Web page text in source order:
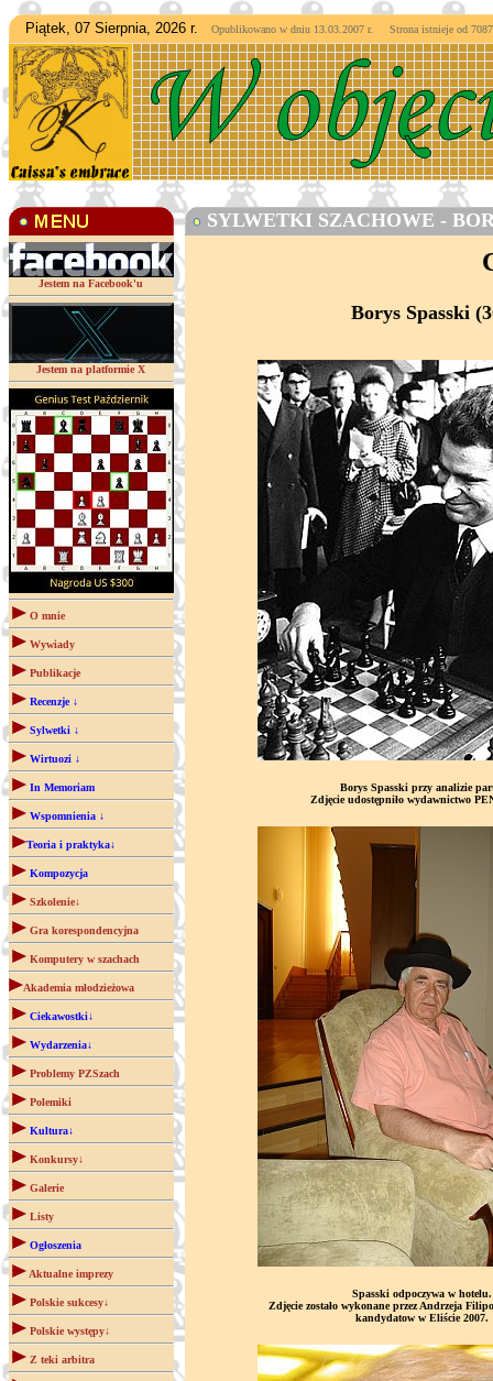
Piątek, 07 Sierpnia, 2026 r. Opublikowano w dniu 13.03.2007 r. Strona istnieje od
Jestem na Facebook'u
Jestem na platformie X
O mnie
Wywiady
Publikacje
Recenzje ↓
Sylwetki ↓
Wirtuozi ↓
In Memoriam
Wspomnienia ↓
Teoria i praktyka↓
Kompozycja
Szkolenie↓
Gra korespondencyjna
Komputery w szachach
Akademia młodzieżowa
Ciekawostki↓
Wydarzenia↓
Problemy PZSzach
Polemiki
Kultura↓
Konkursy↓
Galerie
Listy
Ogłoszenia
Aktualne imprezy
Polskie sukcesy↓
Polskie występy↓
Z teki arbitra
SYLWETKI SZACHOWE -
Borys Spasski
Borys Spasski przy analizie
Zdjęcie udostępniło wydawnictwo
Spasski odpoczywa w hotelu.
Zdjęcie zostało wykonane przez Andrzeja
kandydatow w Eliście 2007.